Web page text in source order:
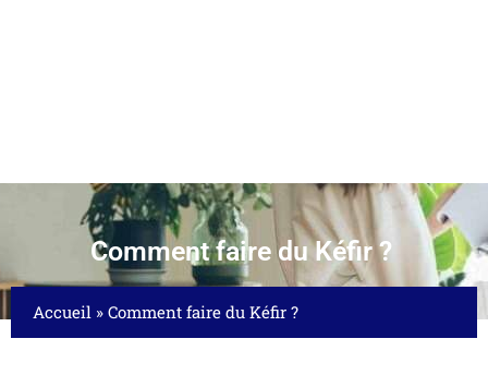
Comment faire du Kéfir ?
Accueil » Comment faire du Kéfir ?